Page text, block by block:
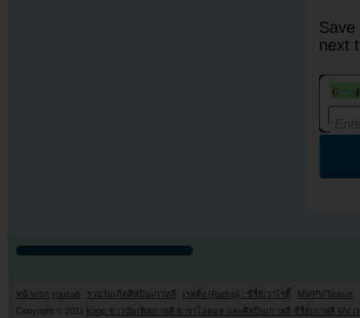
next
หน้าแรก youzab รวมวันเกิดศิลปินเกาหลี เรตติ้ง (Rating) : ซีรี่ย์/วาไรตี้
MV/PV/Teaser
Copyright © 2011 Kpop ข่าวบันเทิงเกาหลี ดาราไอดอล และศิลปินเกาหลี ซีรี่ย์เกาหลี MV